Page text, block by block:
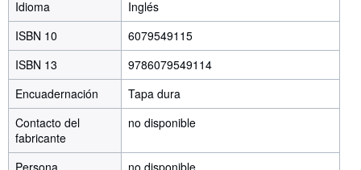
Idioma
Inglés
ISBN 10
6079549115
ISBN 13
9786079549114
Encuadernación
Tapa dura
Contacto del
fabricante
no disponible
Persona
no disponible